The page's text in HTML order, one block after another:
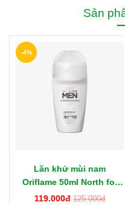
Sản
Lăn khử mùi nam
Oriflame 50ml North for
Men 43927
119.000đ 125.000đ
-4%